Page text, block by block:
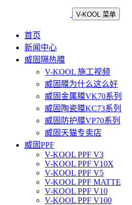
V-KOOL 菜单
首页
新闻中心
威固隔热膜
V-KOOL 施工视频
威固膜为什么这么好
威固金属膜VK70系列
威固陶瓷膜KC73系列
威固防护膜VP70系列
威固天猫专卖店
威固PPF
V-KOOL PPF V3
V-KOOL PPF V10X
V-KOOL PPF V5
V-KOOL PPF MATTE
V-KOOL PPF V10
V-KOOL PPF V100